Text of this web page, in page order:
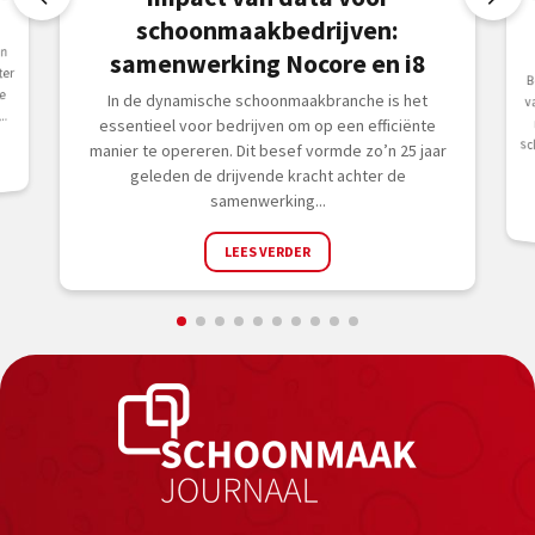
schoonmaakbedrijven:
samenwerking Nocore en i8
In de dynamische schoonmaakbranche is het
essentieel voor bedrijven om op een efficiënte
manier te opereren. Dit besef vormde zo’n 25 jaar
geleden de drijvende kracht achter de
samenwerking...
LEES VERDER